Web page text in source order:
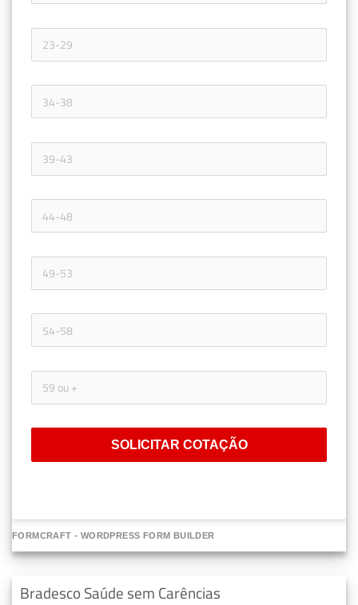
SOLICITAR COTAÇÃO
FORMCRAFT - WORDPRESS FORM BUILDER
Bradesco Saúde sem Carências